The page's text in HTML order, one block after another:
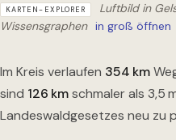
KARTEN-EXPLORER
Luftbild in
Wissensgraphen in groß öffnen
Im Kreis verlaufen 354 km
sind 126 kmschmaler als 3,5
Landeswaldgesetzes neu zu